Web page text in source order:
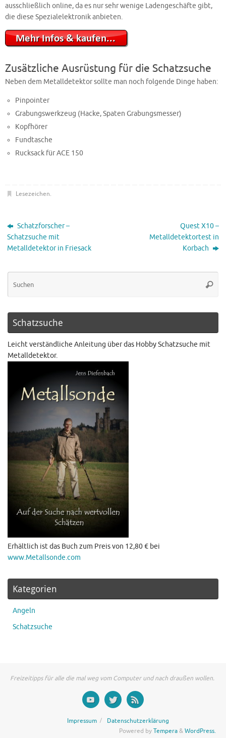
ausschließlich online, da es nur sehr wenige Ladengeschäfte gibt,
die diese Spezialelektronik anbieten.
Zusätzliche Ausrüstung für die Schatzsuche
Neben dem Metalldetektor sollte man noch folgende Dinge haben:
Pinpointer
Grabungswerkzeug (Hacke, Spaten Grabungsmesser)
Kopfhörer
Fundtasche
Rucksack für ACE 150
Lesezeichen.
Schatzforscher –
Schatzsuche mit
Metalldetektor in Friesack
Quest X10 –
Metalldetektortest in
Korbach
Schatzsuche
Leicht verständliche Anleitung über das Hobby Schatzsuche mit
Metalldetektor.
Erhältlich ist das Buch zum Preis von 12,80 € bei
www.Metallsonde.com
Kategorien
Angeln
Schatzsuche
Freizeitipps für alle die mal weg vom Computer und nach draußen wollen.
Impressum
Datenschutzerklärung
Powered byTempera&WordPress.